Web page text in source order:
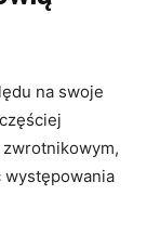
na swoje
występowania